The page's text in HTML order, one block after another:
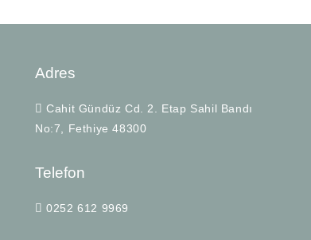
Adres
Cahit Gündüz Cd. 2. Etap Sahil Bandı
No:7, Fethiye 48300
Telefon
0252 612 9969